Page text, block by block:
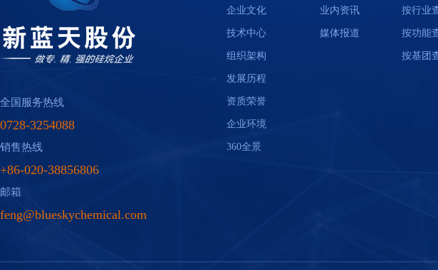
全国服务热线
0728-3254088
销售热线
+86-020-38856806
邮箱
feng@blueskychemical.com
企业文化
技术中心
组织架构
发展历程
资质荣誉
企业环境
360全景
业内资讯
媒体报道
按行业
按功能
按基团